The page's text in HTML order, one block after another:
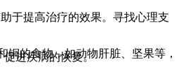
于提高治疗的效果。寻找心理支
的食物，如动物肝脏、坚果等，
促进疾病的恢复。